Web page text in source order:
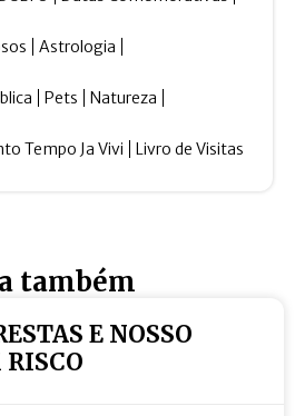
Astrologia
Pets Natureza
Tempo Ja Vivi Livro de Visitas
também
E NOSSO